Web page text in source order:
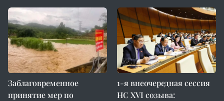
Заблаговременное
принятие мер по
1-я внеочередная сессия
НС XVI созыва: